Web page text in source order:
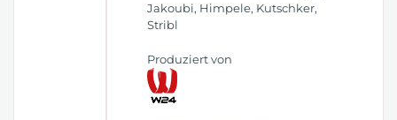
Jakoubi, Himpele, Kutschker,
Stribl
Produziert von